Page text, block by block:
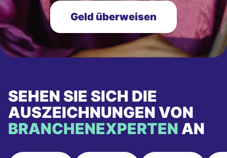
Geld überweisen
SEHEN SIE SICH DIE
AUSZEICHNUNGEN VON
BRANCHENEXPERTEN AN